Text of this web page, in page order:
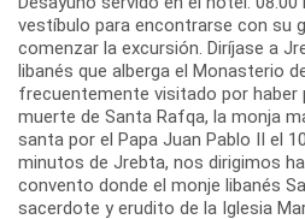
vestíbulo para encontrarse con su
comenzar la excursión. Diríjase a
libanés que alberga el Monasterio
frecuentemente visitado por haber
muerte de Santa Rafqa, la monja
santa por el Papa Juan Pablo II el
minutos de Jrebta, nos dirigimos
convento donde el monje libanés
sacerdote y erudito de la Iglesia